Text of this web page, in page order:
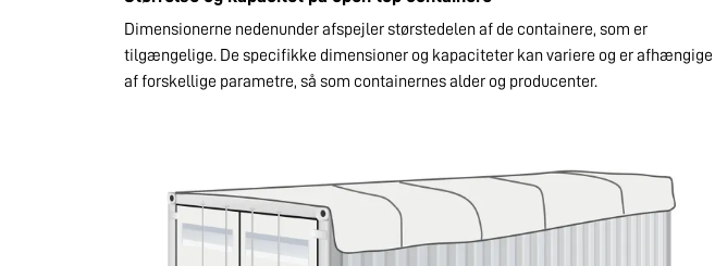
Dimensionerne nedenunder afspejler størstedelen af de containere, som er
tilgængelige. De specifikke dimensioner og kapaciteter kan variere og er afhængige
af forskellige parametre, så som containernes alder og producenter.